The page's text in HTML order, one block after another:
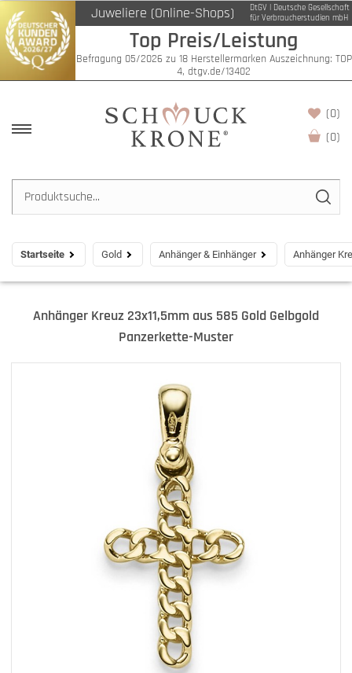
Juweliere (Online-Shops)
DtGV | Deutsche Gesellschaft
für Verbraucherstudien mbH
Top Preis/Leistung
Befragung 05/2026 zu 18 Herstellermarken Auszeichnung: TOP
4, dtgv.de/13402
(0)
(0)
Startseite Gold Anhänger & Einhänger Anhänger
Anhänger Kreuz 23x11,5mm aus 585 Gold Gelbgold
Panzerkette-Muster